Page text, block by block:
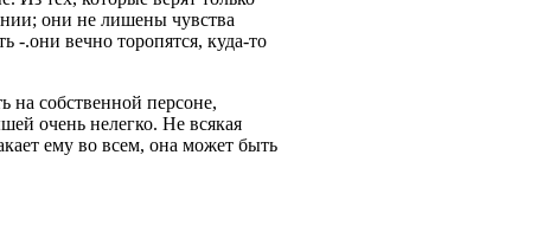
они не лишены чувства
-.они вечно торопятся, куда-то
на собственной персоне,
очень нелегко. Не всякая
ему во всем, она может быть